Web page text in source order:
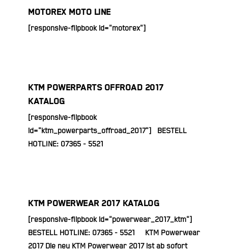
MOTOREX MOTO LINE
[responsive-flipbook id="motorex"]
KTM POWERPARTS OFFROAD 2017
KATALOG
[responsive-flipbook
id="ktm_powerparts_offroad_2017"] BESTELL
HOTLINE: 07365 - 5521
KTM POWERWEAR 2017 KATALOG
[responsive-flipbook id="powerwear_2017_ktm"]
BESTELL HOTLINE: 07365 - 5521 KTM Powerwear
2017 Die neu KTM Powerwear 2017 ist ab sofort